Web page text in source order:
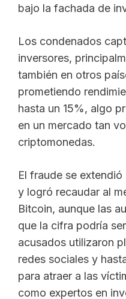
bajo la fachada de
Los condenados
inversores,
también en otros
prometiendo
hasta un 15%, algo
en un mercado tan
criptomonedas.
El fraude se
y logró recaudar al
Bitcoin, aunque las
que la cifra podría
acusados utilizaron
redes sociales y
para atraer a las
como expertos en